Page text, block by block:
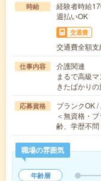
時給
経験者時給
週払いOK
交通費
交通費全額支
仕事内容
介護関連
まるで高級
きたばかり
応募資格
ブランクOK
＜無資格・
齢、学歴不
職場の雰囲気
年齢層